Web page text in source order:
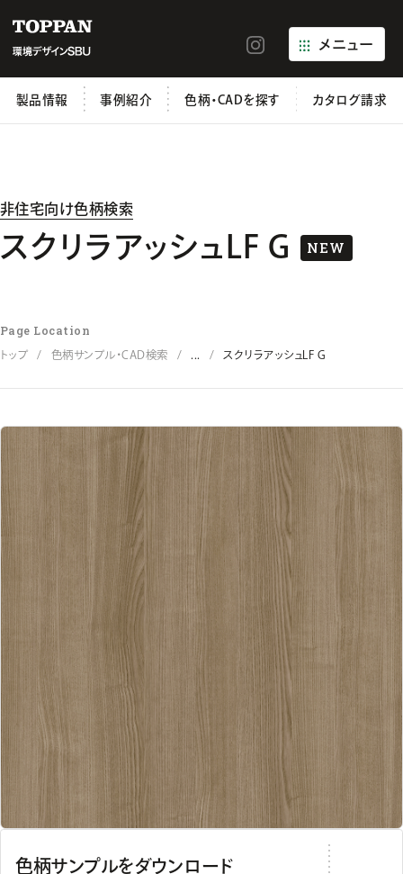
メニュー
製品情報 事例紹介 色柄・CADを探す カタログ請求
非住宅向け色柄検索
スクリラアッシュLF G NEW
Page Location
トップ 色柄サンプル・CAD検索 ... スクリラアッシュLF G
色柄サンプルをダウンロード